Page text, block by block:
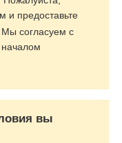
и предоставьте
согласуем с
вы